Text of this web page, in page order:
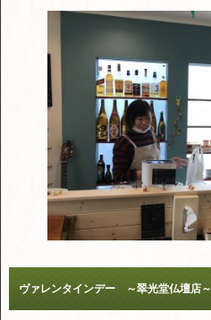
ヴァレンタインデー ～翠光堂仏壇店～